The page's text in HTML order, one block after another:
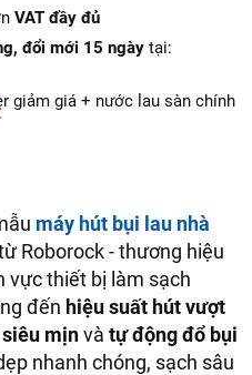
VAT đầy đủ
đổi mới 15 ngày tại:
giảm giá + nước lau sàn chính
robotics cam kết đảm
bảo trì định kỳ miễn phí,
phụ tùng thay thế chính hàng
khi khách hàng mua linh
hành).
quốc
máy hút bụi lau nhà
Roborock - thương hiệu
vực thiết bị làm sạch
đến hiệu suất hút vượt
siêu mịnvàtự động đổ bụi
nhanh chóng, sạch sâu